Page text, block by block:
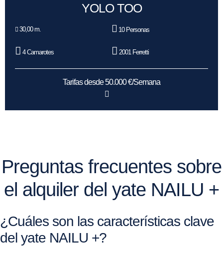
YOLO TOO
30,00 m. 10 Personas
4 Camarotes 2001 Ferretti
Tarifas desde 50.000 €/Semana
Preguntas frecuentes sobre
el alquiler del yate NAILU +
¿Cuáles son las características clave
del yate NAILU +?